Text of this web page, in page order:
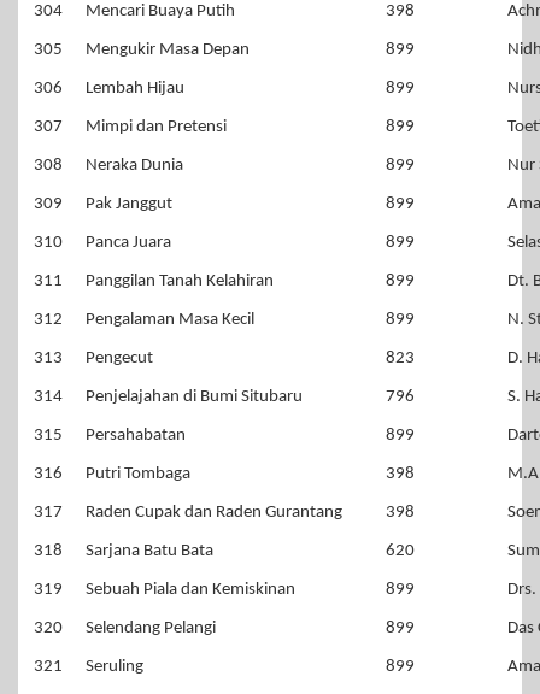
304 Mencari Buaya Putih 398
305 Mengukir Masa Depan 899
306 Lembah Hijau 899
307 Mimpi dan Pretensi 899
308 Neraka Dunia 899 Nur
309 Pak Janggut 899
310 Panca Juara 899
311 Panggilan Tanah Kelahiran 899 Dt.
312 Pengalaman Masa Kecil 899 N.
313 Pengecut 823 D.
314 Penjelajahan di Bumi Situbaru 796 S.
315 Persahabatan 899
316 Putri Tombaga 398
317 Raden Cupak dan Raden Gurantang 398
318 Sarjana Batu Bata 620
319 Sebuah Piala dan Kemiskinan 899
320 Selendang Pelangi 899 Das
321 Seruling 899